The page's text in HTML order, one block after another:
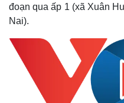
đoạn qua ấp 1 (xã Xuân
Nai).